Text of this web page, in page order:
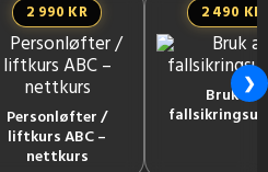
2 990 KR
Personløfter /
liftkurs ABC –
nettkurs
2 490 KR
Bruk av
❯